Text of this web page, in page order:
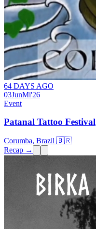
64 DAYS AGO
03JunMi'26
Event
Patanal Tattoo Festival
Corumba, Brazil 🇧🇷
Recap →